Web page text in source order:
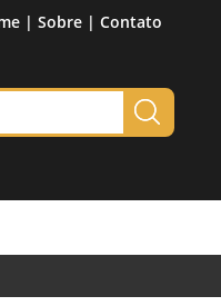
| Sobre | Contato